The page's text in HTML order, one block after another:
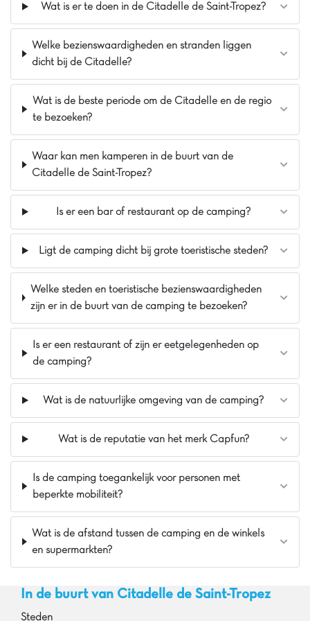
schuimfeesten, garandeert feestelijke momenten.
Porquerolles en Bandol.
VakantieparkParc et Plageis een rustig park
midden in het groen. Het is een
voetgangerszijn toegestaan, geen auto's! Bij
aankomst kunt u uw auto uitladen vanafde
parkeerplaats bij de ingang
is een genot voor jong en oud.De zeeende
strandenliggen om de hoek van het
vakantiepark, u hoeft alleen maar de weg over
zeldzame gevallen een vliegtuig horen. Envoor
fietsliefhebbersloopt het fietspad Toulon-
Lavandou vlak langs het park!
Pluspunten
80m van de zee, tegenover Porquerolles-eilanden
Op 20 minuten van het strand van Estagnol
Op 5 minuten van het natuurpark van Salins
Wat is er te doen in de Citadelle de Saint-Tropez?
Welke bezienswaardigheden en stranden liggen
dicht bij de Citadelle?
Wat is de beste periode om de Citadelle en de regio
te bezoeken?
Waar kan men kamperen in de buurt van de
Citadelle de Saint-Tropez?
Is er een bar of restaurant op de camping?
Ligt de camping dicht bij grote toeristische steden?
Welke steden en toeristische bezienswaardigheden
zijn er in de buurt van de camping te bezoeken?
Is er een restaurant of zijn er eetgelegenheden op
de camping?
Wat is de natuurlijke omgeving van de camping?
Wat is de reputatie van het merk Capfun?
Is de camping toegankelijk voor personen met
beperkte mobiliteit?
Wat is de afstand tussen de camping en de winkels
en supermarkten?
In de buurt van Citadelle de Saint-Tropez
Steden